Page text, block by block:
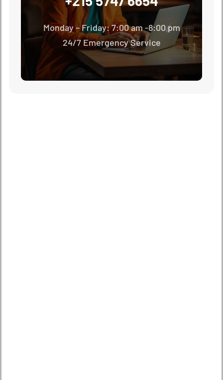
Monday – Friday: 7:00 am -8:00 pm
24/7 Emergency Service